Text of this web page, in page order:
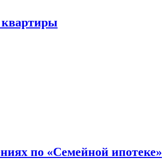
квартиры
по «Семейной ипотеке»